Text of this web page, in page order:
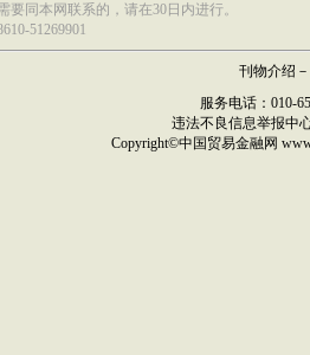
同本网联系的，请在30日内进行。
51269901
刊物介绍 －
服务电话：010-
违法不良信息举报中
Copyright©中国贸易金融网